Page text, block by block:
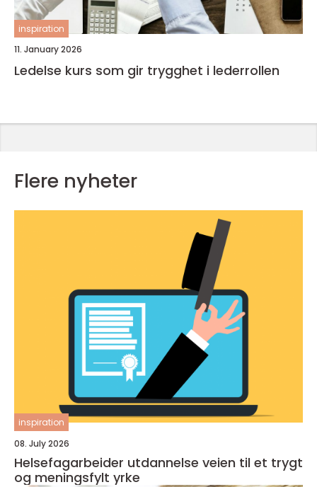
inspiration
11. January 2026
Ledelse kurs som gir trygghet i lederrollen
Flere nyheter
inspiration
08. July 2026
Helsefagarbeider utdannelse veien til et trygt
og meningsfylt yrke